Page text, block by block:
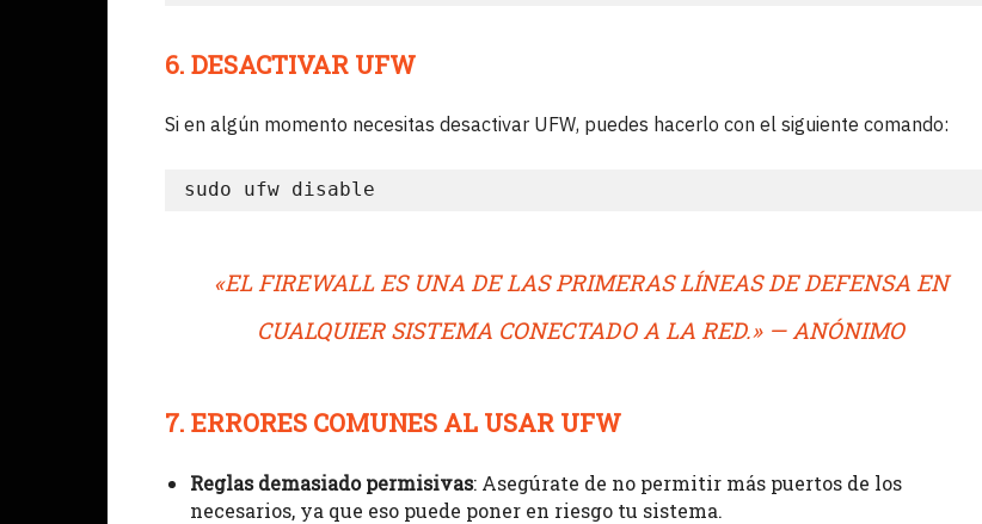
6. DESACTIVAR UFW
Si en algún momento necesitas desactivar UFW, puedes hacerlo con el siguiente comando:
sudo ufw disable
«EL FIREWALL ES UNA DE LAS PRIMERAS LÍNEAS DE DEFENSA EN
CUALQUIER SISTEMA CONECTADO A LA RED.» — ANÓNIMO
7. ERRORES COMUNES AL USAR UFW
Reglas demasiado permisivas: Asegúrate de no permitir más puertos de los
necesarios, ya que eso puede poner en riesgo tu sistema.